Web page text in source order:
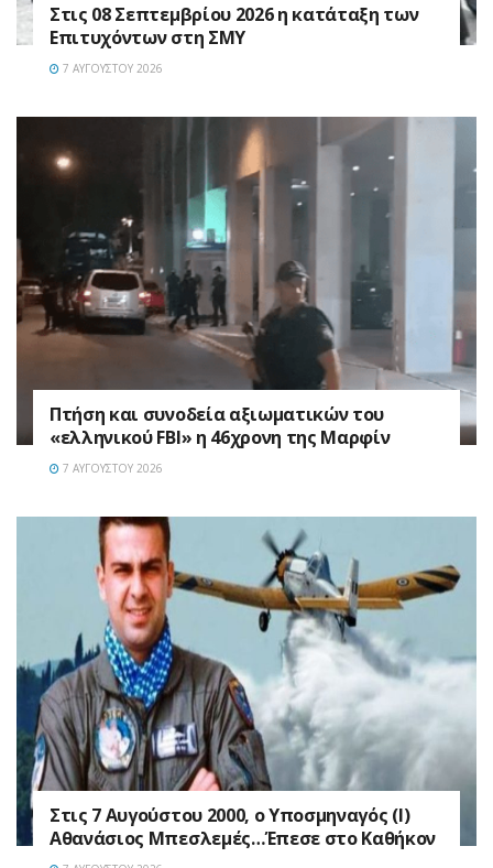
Στις 08 Σεπτεμβρίου 2026 η κατάταξη των
Επιτυχόντων στη ΣΜΥ
7 ΑΥΓΟΎΣΤΟΥ 2026
Πτήση και συνοδεία αξιωματικών του
«ελληνικού FBI» η 46χρονη της Μαρφίν
7 ΑΥΓΟΎΣΤΟΥ 2026
Στις 7 Αυγούστου 2000, ο Υποσμηναγός (Ι)
Αθανάσιος Μπεσλεμές…Έπεσε στο Καθήκον